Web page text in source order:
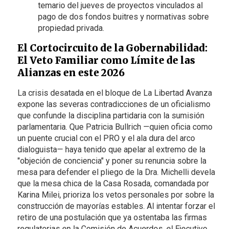
temario del jueves de proyectos vinculados al
pago de dos fondos buitres y normativas sobre
propiedad privada.
El Cortocircuito de la Gobernabilidad:
El Veto Familiar como Límite de las
Alianzas en este 2026
La crisis desatada en el bloque de La Libertad Avanza
expone las severas contradicciones de un oficialismo
que confunde la disciplina partidaria con la sumisión
parlamentaria. Que Patricia Bullrich —quien oficia como
un puente crucial con el PRO y el ala dura del arco
dialoguista— haya tenido que apelar al extremo de la
"objeción de conciencia" y poner su renuncia sobre la
mesa para defender el pliego de la Dra. Michelli devela
que la mesa chica de la Casa Rosada, comandada por
Karina Milei, prioriza los vetos personales por sobre la
construcción de mayorías estables. Al intentar forzar el
retiro de una postulación que ya ostentaba las firmas